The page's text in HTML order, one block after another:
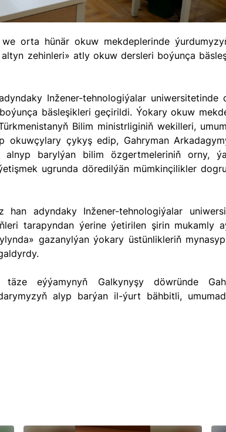
zehinleri» atly okuw dersleri boýunça
bäsleşikleri geçirildi. Ýokary okuw
Bilim ministrliginiň wekilleri,
okuwçylary çykyş edip, Gahryman
alnyp barylýan bilim özgertmeleriniň orny,
ugrunda döredilýän mümkinçilikler
tarapyndan ýerine ýetirilen şirin mukamly
gazanylýan ýokary üstünlikleriň
alyp barýan il-ýurt bähbitli,